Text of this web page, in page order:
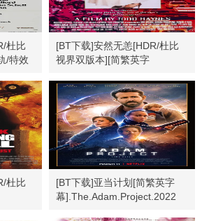
杜比
/特效
[BT下载]安然无恙[HDR/杜比
视界双版本][简繁英字
杜比
[BT下载]亚当计划[简繁英字
幕].The.Adam.Project.2022